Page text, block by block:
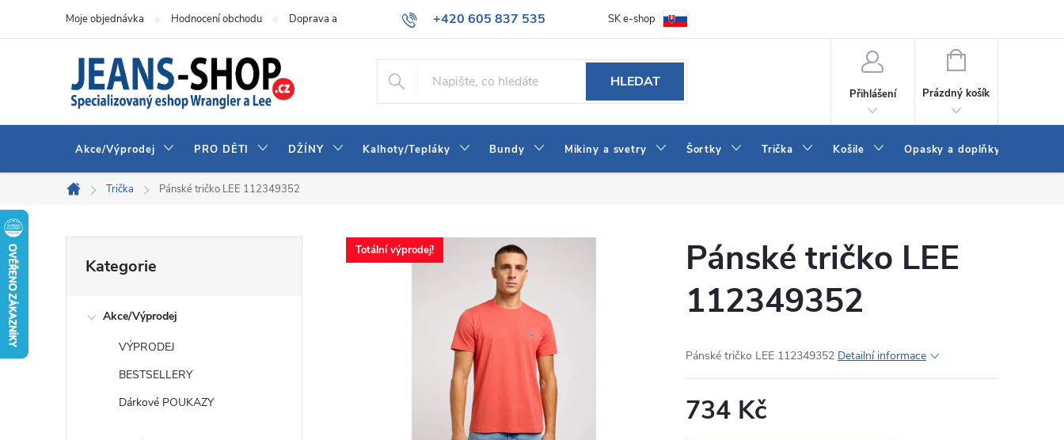
+420 605 837 535
info@jeans-shop.cz
Moje objednávka Hodnocení obchodu Doprava a platba Obchodní podmínky Naše prodejna Blog Kontakt
SK e-shop
HLEDAT
Přihlášení
NÁKUPNÍ
Prázdný košík
Akce/Výprodej PRO DĚTI DŽÍNY Kalhoty/Tepláky Bundy Mikiny a svetry Šortky Trička Košile Opasky a doplňky
Domů
Trička Pánské tričko LEE 112349352
kategorie
Kategorie
Akce/Výprodej
VÝPRODEJ
BESTSELLERY
Dárkové POUKAZY
Totální výprodej!
Pánské tričko LEE
112349352
Pánské tričko LEE 112349352 Detailní informace
734 Kč